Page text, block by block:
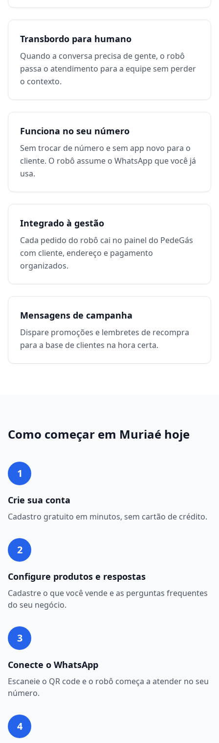
Transbordo para humano
Quando a conversa precisa de gente, o robô
passa o atendimento para a equipe sem perder
o contexto.
Funciona no seu número
Sem trocar de número e sem app novo para o
cliente. O robô assume o WhatsApp que você já
usa.
Integrado à gestão
Cada pedido do robô cai no painel do PedeGás
com cliente, endereço e pagamento
organizados.
Mensagens de campanha
Dispare promoções e lembretes de recompra
para a base de clientes na hora certa.
Como começar em Muriaé hoje
1
Crie sua conta
Cadastro gratuito em minutos, sem cartão de crédito.
2
Configure produtos e respostas
Cadastre o que você vende e as perguntas frequentes
do seu negócio.
3
Conecte o WhatsApp
Escaneie o QR code e o robô começa a atender no seu
número.
4